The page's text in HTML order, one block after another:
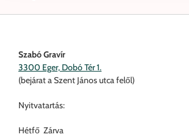
Szabó Gravír
3300 Eger, Dobó Tér 1.
(bejárat a Szent János utca felől)
Nyitvatartás:
Hétfő Zárva